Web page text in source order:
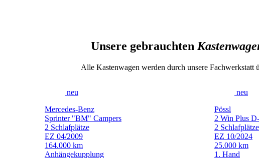
Unsere gebrauchten
Alle Kastenwagen werden durch unsere Fachwerkstatt
neu
Mercedes-Benz
Sprinter "BM" Campers
2 Schlafplätze
EZ 04/2009
164.000 km
Anhängekupplung
neu
Pössl
2 Win Plus
2 Schlafplätze
EZ 10/2024
25.000 km
1. Hand